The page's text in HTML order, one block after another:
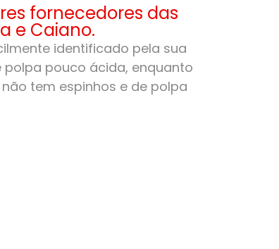
fornecedores das
e Caiano.
identificado pela sua
polpa pouco ácida, enquanto
tem espinhos e de polpa